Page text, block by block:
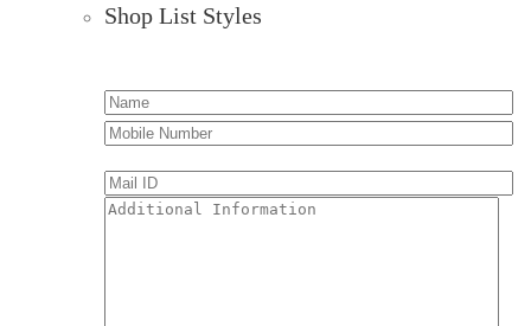
Shop List Styles